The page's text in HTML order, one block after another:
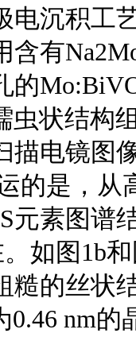
电沉积工
含有
的
虫状结构
描电镜图
的是，
元素图
。如图1b
糙的丝状
0.46 nm